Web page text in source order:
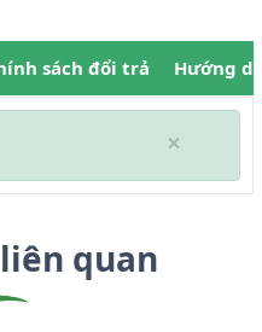
sách đổi trả Hướng
×
quan